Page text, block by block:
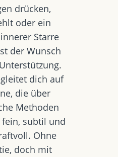
drücken,
oder ein
Starre
der Wunsch
dich auf
die über
Methoden
subtil und
Ohne
doch mit